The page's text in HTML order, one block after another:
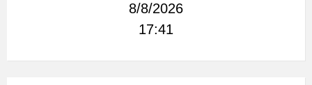
8/8/2026
17:41